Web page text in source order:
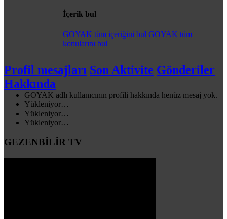
İçerik bul
GOYAK tüm içeriğini bul GOYAK tüm
konularını bul
Profil mesajları Son Aktivite Gönderiler
Hakkında
GOYAK adlı kullanıcının profili hakkında henüz mesaj yok.
Yükleniyor…
Yükleniyor…
Yükleniyor…
GEZENBİLİR TV